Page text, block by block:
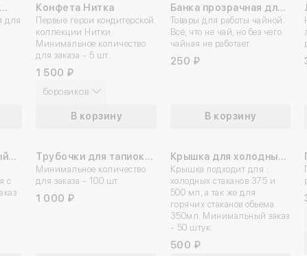
для
Конфета Нитка
Первые герои кондитерской
коллекции Нитки.
Минимальное количество
для заказа - 5 шт.
1 500 ₽
В корзину
боровиков
Банка прозрачная для
заготовок 0,2 л
Товары для работы чайной.
Всё, что не чай, но без чего
чайная не работает.
250 ₽
В корзину
с
с
Трубочки для тапиоки
широкие
Минимальное количество
для заказа - 100 шт.
1 000 ₽
Крышка для холодных
и горячих стаканов ПП
D90
Крышка подходит для :
холодных стаканов 375 и
500 мл, а так же для
горячих стаканов обьема
350мл. Минимальный заказ
- 50 штук.
500 ₽
Войдите в личный
По номеру телефона
Номер телефона
Даю согласие на обработкуПерсональных
политикой конфиденциальности
Введите код
Мы отправили код подтверждения
на номер + 7 (960) 809 26 83
Введите код
Если эта почта привязана к аккаунту,
мы отправили на неё код
История
03.02.2024
02.04.2024
01.07.2024
02.08.2024
Ошибка списания
03.08.2024
Вы действительно хотите
Вы действительно хотите
Вы действительно хотите
Отмена Да, отменить
Заявка на
консультацию
Ваше имя
Даю согласие на обработкуПерсональных
Заявка